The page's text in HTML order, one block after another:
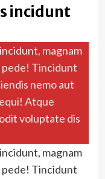
incidunt
magnam
Tincidunt
nemo aut
Atque
voluptate dis
magnam
Tincidunt